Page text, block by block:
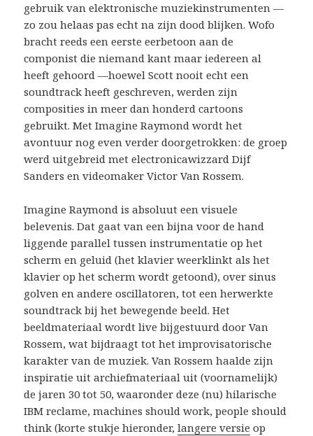
gebruik van elektronische muziekinstrumenten —
zo zou helaas pas echt na zijn dood blijken. Wofo
bracht reeds een eerste eerbetoon aan de
componist die niemand kant maar iedereen al
heeft gehoord —hoewel Scott nooit echt een
soundtrack heeft geschreven, werden zijn
composities in meer dan honderd cartoons
gebruikt. Met Imagine Raymond wordt het
avontuur nog even verder doorgetrokken: de groep
werd uitgebreid met electronicawizzard Dijf
Sanders en videomaker Victor Van Rossem.
Imagine Raymond is absoluut een visuele
belevenis. Dat gaat van een bijna voor de hand
liggende parallel tussen instrumentatie op het
scherm en geluid (het klavier weerklinkt als het
klavier op het scherm wordt getoond), over sinus
golven en andere oscillatoren, tot een herwerkte
soundtrack bij het bewegende beeld. Het
beeldmateriaal wordt live bijgestuurd door Van
Rossem, wat bijdraagt tot het improvisatorische
karakter van de muziek. Van Rossem haalde zijn
inspiratie uit archiefmateriaal uit (voornamelijk)
de jaren 30 tot 50, waaronder deze (nu) hilarische
IBM reclame, machines should work, people should
think (korte stukje hieronder,langere versie op